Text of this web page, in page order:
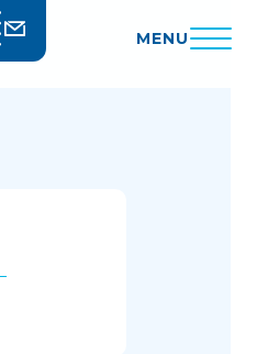
MENU